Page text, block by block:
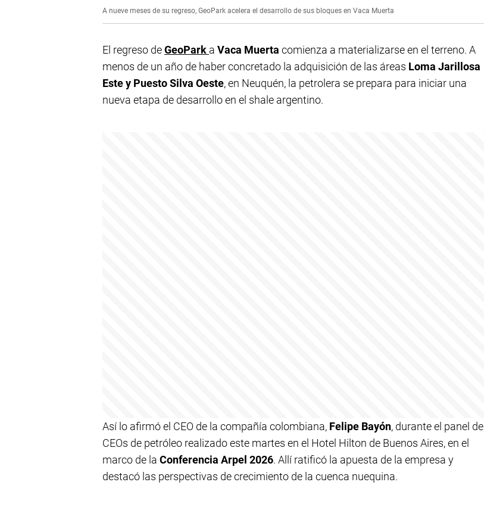
A nueve meses de su regreso, GeoPark acelera el desarrollo de sus bloques en Vaca Muerta
El regreso deGeoPark a Vaca Muerta comienza a materializarse en el terreno. A
menos de un año de haber concretado la adquisición de las áreas Loma Jarillosa
Este y Puesto Silva Oeste, en Neuquén, la petrolera se prepara para iniciar una
nueva etapa de desarrollo en el shale argentino.
Así lo afirmó el CEO de la compañía colombiana, Felipe Bayón, durante el panel de
CEOs de petróleo realizado este martes en el Hotel Hilton de Buenos Aires, en el
marco de la Conferencia Arpel 2026. Allí ratificó la apuesta de la empresa y
destacó las perspectivas de crecimiento de la cuenca nuequina.